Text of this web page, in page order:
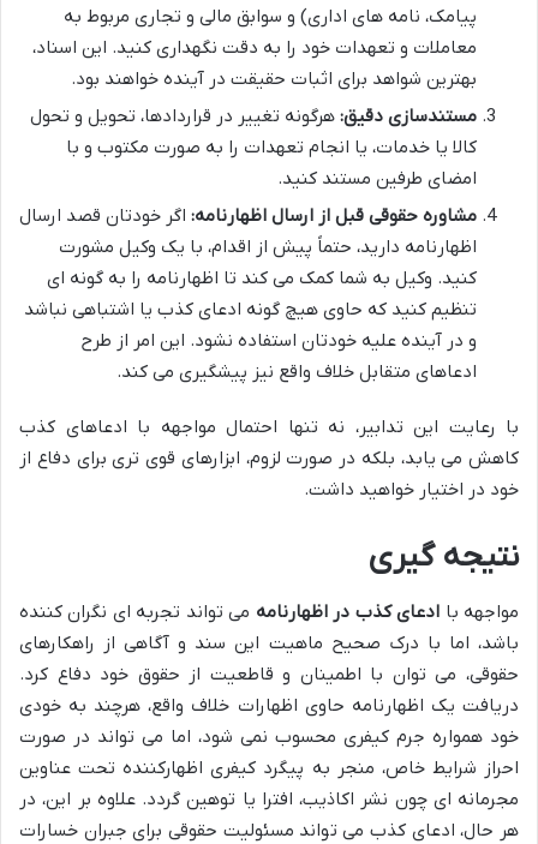
پیامک، نامه های اداری) و سوابق مالی و تجاری مربوط به
معاملات و تعهدات خود را به دقت نگهداری کنید. این اسناد،
بهترین شواهد برای اثبات حقیقت در آینده خواهند بود.
مستندسازی دقیق: هرگونه تغییر در قراردادها، تحویل و تحول
کالا یا خدمات، یا انجام تعهدات را به صورت مکتوب و با
امضای طرفین مستند کنید.
مشاوره حقوقی قبل از ارسال اظهارنامه: اگر خودتان قصد ارسال
اظهارنامه دارید، حتماً پیش از اقدام، با یک وکیل مشورت
کنید. وکیل به شما کمک می کند تا اظهارنامه را به گونه ای
تنظیم کنید که حاوی هیچ گونه ادعای کذب یا اشتباهی نباشد
و در آینده علیه خودتان استفاده نشود. این امر از طرح
ادعاهای متقابل خلاف واقع نیز پیشگیری می کند.
با رعایت این تدابیر، نه تنها احتمال مواجهه با ادعاهای کذب
کاهش می یابد، بلکه در صورت لزوم، ابزارهای قوی تری برای دفاع از
خود در اختیار خواهید داشت.
نتیجه گیری
مواجهه با ادعای کذب در اظهارنامه می تواند تجربه ای نگران کننده
باشد، اما با درک صحیح ماهیت این سند و آگاهی از راهکارهای
حقوقی، می توان با اطمینان و قاطعیت از حقوق خود دفاع کرد.
دریافت یک اظهارنامه حاوی اظهارات خلاف واقع، هرچند به خودی
خود همواره جرم کیفری محسوب نمی شود، اما می تواند در صورت
احراز شرایط خاص، منجر به پیگرد کیفری اظهارکننده تحت عناوین
مجرمانه ای چون نشر اکاذیب، افترا یا توهین گردد. علاوه بر این، در
هر حال، ادعای کذب می تواند مسئولیت حقوقی برای جبران خسارات